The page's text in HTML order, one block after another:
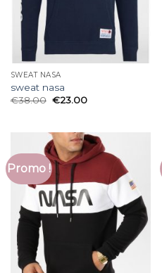
SWEAT NASA
sweat nasa
€38.00 €23.00
Promo !